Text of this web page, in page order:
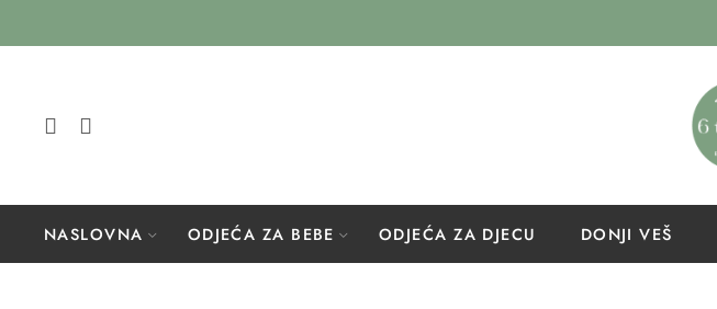
NASLOVNA ODJEĆA ZA BEBE ODJEĆA ZA DJECU DONJI VEŠ